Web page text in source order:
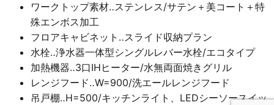
ワークトップ素材‥ステンレス/サテン＋美コート＋特
殊エンボス加工
フロアキャビネット‥スライド収納プラン
水栓‥浄水器一体型シングルレバー水栓/エコタイプ
加熱機器‥3口IHヒーター/水無両面焼きグリル
レンジフード‥W=900/洗エールレンジフード
吊戸棚‥H=500/キッチンライト、LEDシーソースイッ